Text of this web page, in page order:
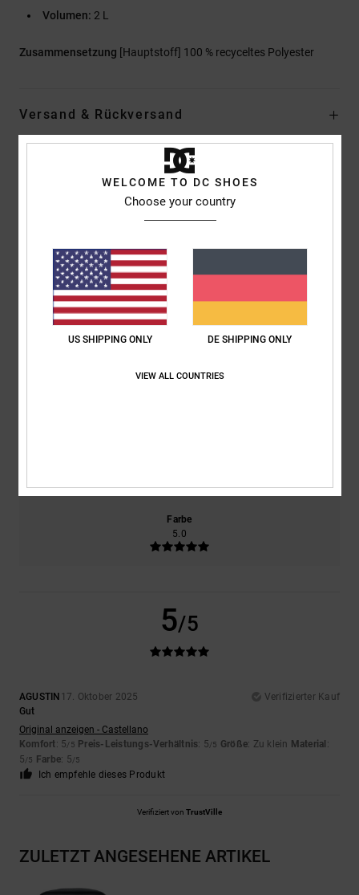
Volumen: 2 L
Zusammensetzung [Hauptstoff] 100 % recyceltes Polyester
Versand & Rückversand
Kundenbewertungen
5.0
100% unserer Kunden empfehlen dieses Produkt
Farbe
5.0
5/5
AGUSTIN 17. Oktober 2025
Verifizierter Kauf
Gut
Original anzeigen - Castellano
Komfort: 5/5 Preis-Leistungs-Verhältnis: 5/5 Größe: Zu klein Material :
5/5 Farbe: 5/5
Ich empfehle dieses Produkt
Verifiziert von TrustVille
ZULETZT ANGESEHENE ARTIKEL
WELCOME TO DC SHOES
Choose your country
US SHIPPING ONLY DE SHIPPING ONLY
VIEW ALL COUNTRIES